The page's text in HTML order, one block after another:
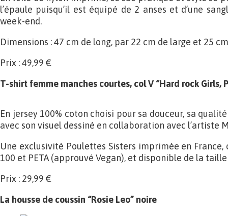
l’épaule puisqu’il est équipé de 2 anses et d’une
week-end.
Dimensions : 47 cm de long, par 22 cm de large et 25
Prix : 49,99 €
T-shirt femme manches courtes, col V “Hard rock Girls,
En jersey 100% coton choisi pour sa douceur, sa
avec son visuel dessiné en collaboration avec l’artiste
Une exclusivité Poulettes Sisters imprimée en France,
100 et PETA (approuvé Vegan), et disponible de la taille
Prix : 29,99 €
La housse de coussin “Rosie Leo” noire